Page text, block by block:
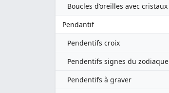
Boucles d’oreilles avec cristaux
Pendantif
Pendentifs croix
Pendentifs signes du zodiaque
Pendentifs à graver